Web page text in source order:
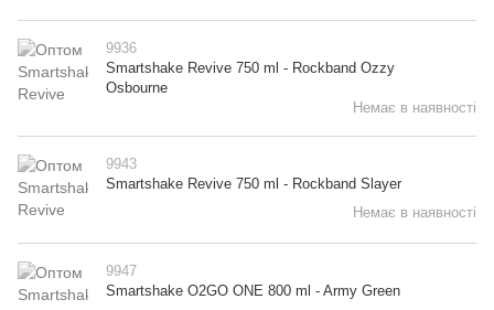
9936
Smartshake Revive 750 ml - Rockband Ozzy
Osbourne
Немає в наявності
9943
Smartshake Revive 750 ml - Rockband Slayer
Немає в наявності
9947
Smartshake O2GO ONE 800 ml - Army Green